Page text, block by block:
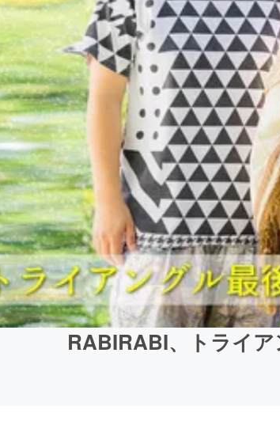
RABIRABI、トライア